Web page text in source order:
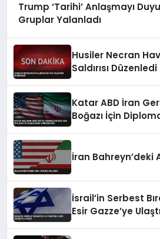
Trump ‘Tarihi’ Anlaşmayı
Gruplar Yalanladı
Husiler Necran
Saldırısı Düzenledi
Katar ABD İran
Boğazı İçin
İran Bahreyn’deki
İsrail’in Serbest
Esir Gazze’ye